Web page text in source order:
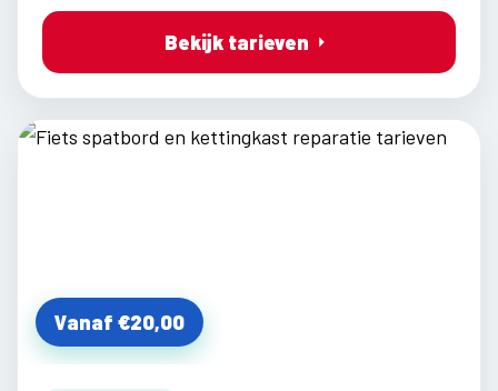
Bekijk tarieven
Vanaf €20,00